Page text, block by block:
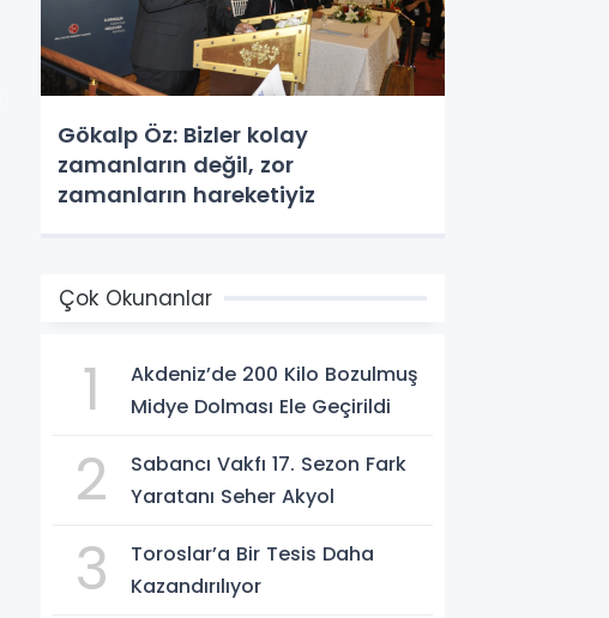
Gökalp Öz: Bizler kolay
zamanların değil, zor
zamanların hareketiyiz
Çok Okunanlar
1
Akdeniz’de 200 Kilo Bozulmuş
Midye Dolması Ele Geçirildi
2
Sabancı Vakfı 17. Sezon Fark
Yaratanı Seher Akyol
3
Toroslar’a Bir Tesis Daha
Kazandırılıyor